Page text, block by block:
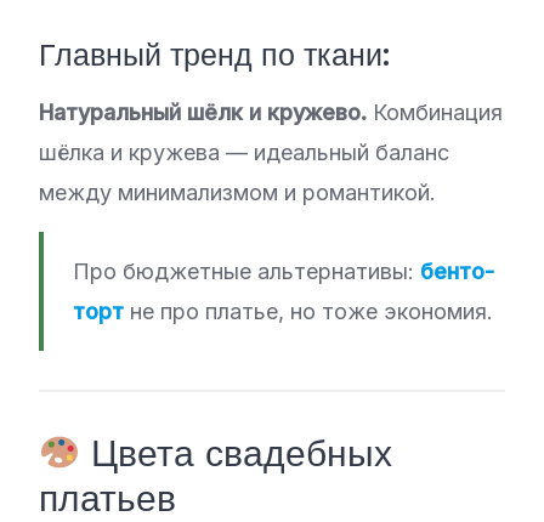
Главный тренд по ткани:
Натуральный шёлк и кружево. Комбинация
шёлка и кружева — идеальный баланс
между минимализмом и романтикой.
Про бюджетные альтернативы: бенто-
торт не про платье, но тоже экономия.
Цвета свадебных
платьев